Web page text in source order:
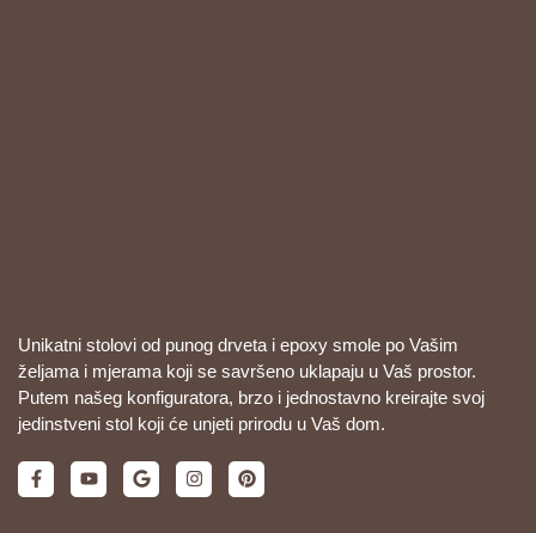
Unikatni stolovi od punog drveta i epoxy smole po Vašim
željama i mjerama koji se savršeno uklapaju u Vaš prostor.
Putem našeg konfiguratora, brzo i jednostavno kreirajte svoj
jedinstveni stol koji će unjeti prirodu u Vaš dom.